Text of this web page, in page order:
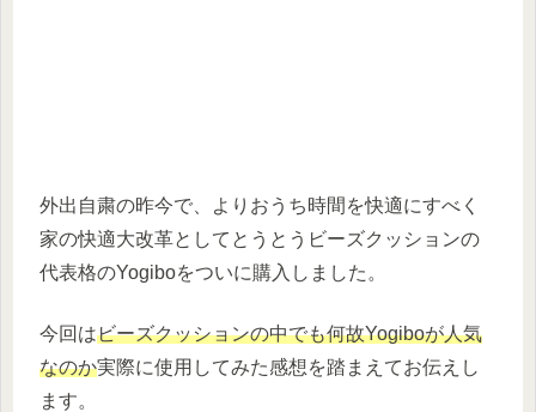
外出自粛の昨今で、よりおうち時間を快適にすべく
家の快適大改革としてとうとうビーズクッションの
代表格のYogiboをついに購入しました。
今回はビーズクッションの中でも何故Yogiboが人気
なのか実際に使用してみた感想を踏まえてお伝えし
ます。